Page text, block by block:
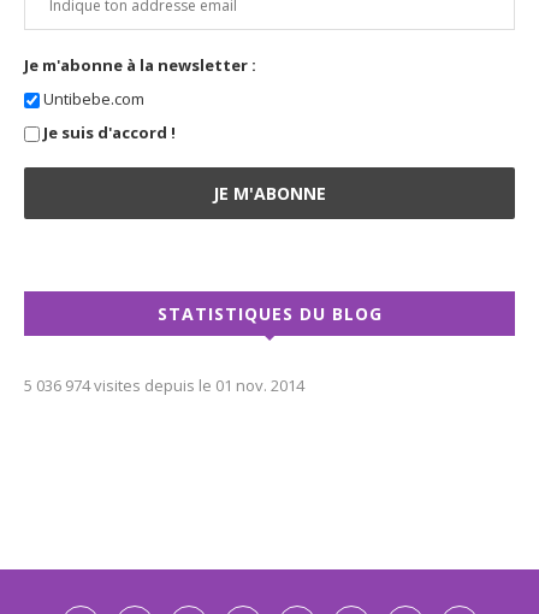
Je m'abonne à la newsletter :
Untibebe.com
Je suis d'accord !
STATISTIQUES DU BLOG
5 036 974 visites depuis le 01 nov. 2014